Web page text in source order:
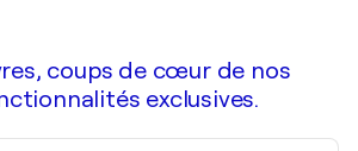
coups de cœur de nos
exclusives.